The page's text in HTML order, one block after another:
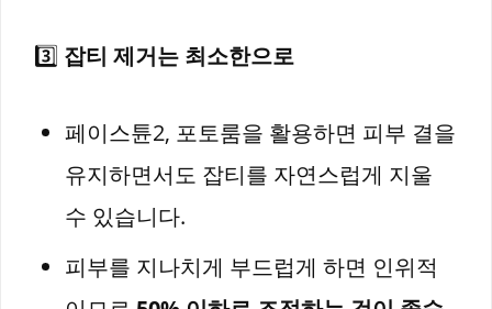
3️⃣ 잡티 제거는 최소한으로
페이스튠2, 포토룸을 활용하면 피부 결을
유지하면서도 잡티를 자연스럽게 지울
수 있습니다.
피부를 지나치게 부드럽게 하면 인위적